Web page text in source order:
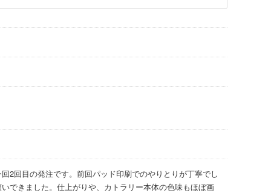
2回目の発注です。前回パッド印刷でのやりとりが丁寧でし
できました。仕上がりや、カトラリー本体の色味もほぼ画